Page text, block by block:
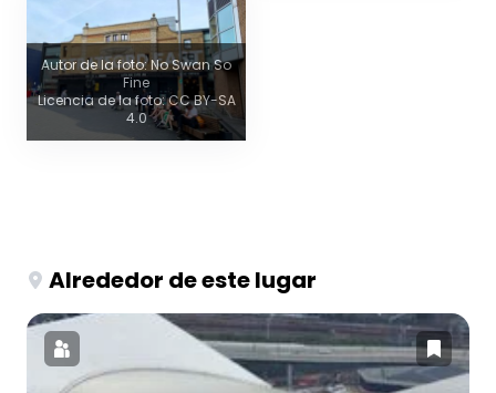
Autor de la foto: No Swan So
Fine
Licencia de la foto: CC BY-SA
4.0
Alrededor de este lugar